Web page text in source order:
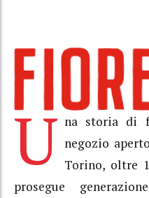
U na storia di
negozio
Torino, oltre
prosegue